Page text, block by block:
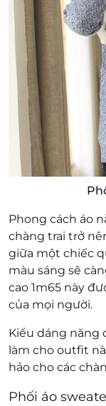
Phong cách áo
chàng trai trở
giữa một chiếc
màu sáng sẽ
cao 1m65 này
của mọi người.
Kiểu dáng năng
làm cho outfit
hảo cho các
Phối áo